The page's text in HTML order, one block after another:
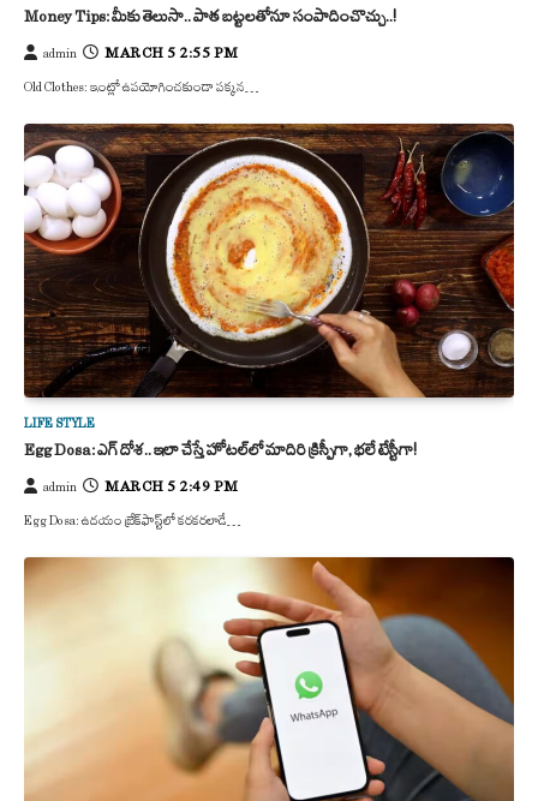
Money Tips: మీకు తెలుసా.. పాత బట్టలతోనూ సంపాదించొచ్చు..!
admin MARCH 5 2:55 PM
Old Clothes: ఇంట్లో ఉపయోగించకుండా పక్కన…
LIFE STYLE
Egg Dosa: ఎగ్ దోశ.. ఇలా చేస్తే హోటల్​లో మాదిరి క్రిస్పీగా, భలే టేస్టీగా!
admin MARCH 5 2:49 PM
Egg Dosa: ఉదయం బ్రేక్‌ఫాస్ట్‌లో కరకరలాడే…